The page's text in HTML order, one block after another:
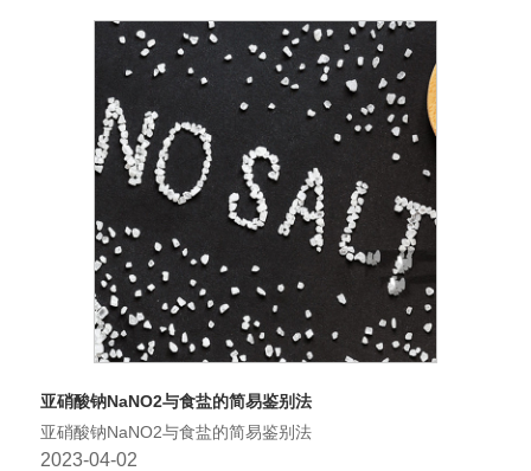
亚硝酸钠NaNO2与食盐的简易鉴别法
亚硝酸钠NaNO2与食盐的简易鉴别法
2023-04-02